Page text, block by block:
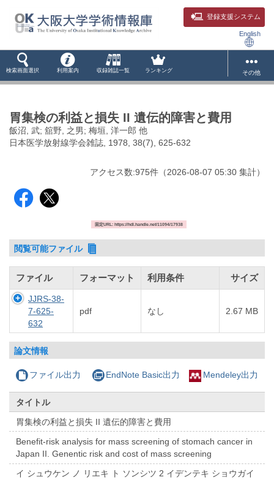
登録支援システム
English
検索画面選択 利用案内 収録雑誌一覧 ランキング その他
胃集検の利益と損失 II 遺伝的障害と費用
飯沼, 武; 舘野, 之男; 梅垣, 洋一郎 他
日本医学放射線学会雑誌, 1978, 38(7), 625-632
アクセス数:975件 （2026-08-07 05:30 集計）
固定URL: https://hdl.handle.net/11094/17938
閲覧可能ファイル
ファイル フォーマット 利用条件 サイズ
JJRS-38-
7-625-
632
pdf なし 2.67 MB
論文情報
ファイル出力 EndNote Basic出力 Mendeley出力
タイトル
胃集検の利益と損失 II 遺伝的障害と費用
Benefit-risk analysis for mass screening of stomach cancer in
Japan II. Genentic risk and cost of mass screening
イ シュウケン ノ リエキ ト ソンシツ 2 イデンテキ ショウガイ